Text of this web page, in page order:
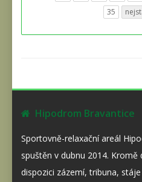
35
Hipodrom Bravantice
Sportovně-relaxační areál
spuštěn v dubnu 2014.
dispozici zázemí, tribuna,